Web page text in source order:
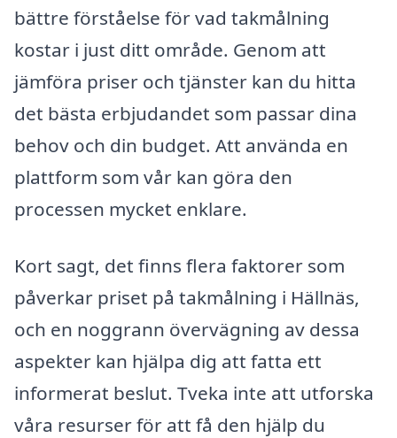
bättre förståelse för vad takmålning
kostar i just ditt område. Genom att
jämföra priser och tjänster kan du hitta
det bästa erbjudandet som passar dina
behov och din budget. Att använda en
plattform som vår kan göra den
processen mycket enklare.
Kort sagt, det finns flera faktorer som
påverkar priset på takmålning i Hällnäs,
och en noggrann övervägning av dessa
aspekter kan hjälpa dig att fatta ett
informerat beslut. Tveka inte att utforska
våra resurser för att få den hjälp du